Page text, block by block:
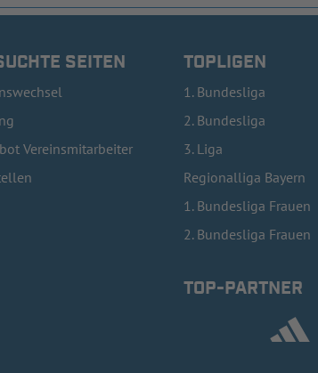
SEITEN
Vereinsmitarbeiter
TOPLIGEN
1. Bundesliga
2. Bundesliga
3. Liga
Regionalliga Bayern
1. Bundesliga Frauen
2. Bundesliga Frauen
TOP-PARTNER